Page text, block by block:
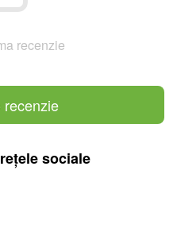
recenzie
recenzie
sociale